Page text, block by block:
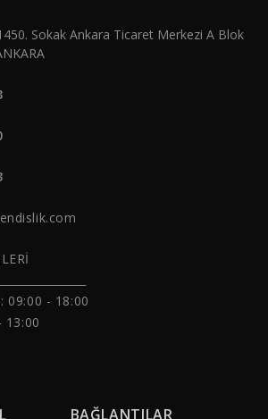
1450. Sokak Ankara Ticaret Merkezi A Blok
09:00 - 18:00
13:00
BAĞLANTILAR